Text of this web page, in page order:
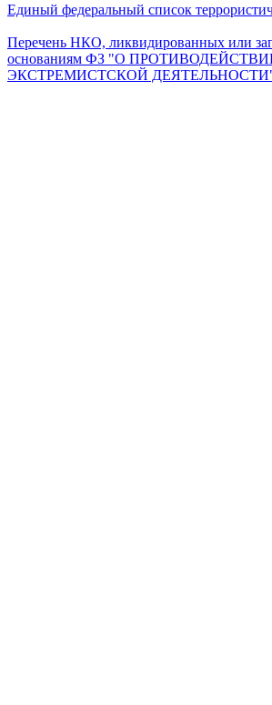
Единый федеральный список
Перечень НКО, ликвидированных или
основаниям ФЗ "О
ЭКСТРЕМИСТСКОЙ